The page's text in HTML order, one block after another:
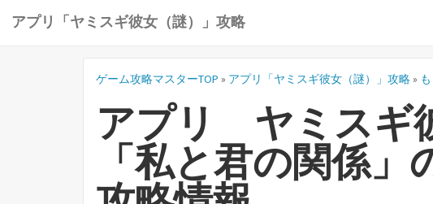
アプリ「ヤミスギ彼女（謎）」攻略
ゲーム攻略マスターTOP » アプリ「ヤミスギ彼女（謎）」攻略»
アプリ ヤミスギ
「私と君の関係」